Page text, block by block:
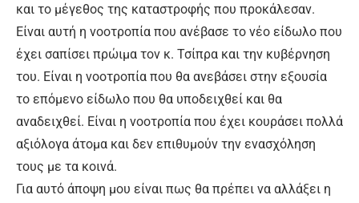
και το μέγεθος της καταστροφής που προκάλεσαν.
Είναι αυτή η νοοτροπία που ανέβασε το νέο είδωλο που
έχει σαπίσει πρώιμα τον κ. Τσίπρα και την κυβέρνηση
του. Είναι η νοοτροπία που θα ανεβάσει στην εξουσία
το επόμενο είδωλο που θα υποδειχθεί και θα
αναδειχθεί. Είναι η νοοτροπία που έχει κουράσει πολλά
αξιόλογα άτομα και δεν επιθυμούν την ενασχόληση
τους με τα κοινά.
Για αυτό άποψη μου είναι πως θα πρέπει να αλλάξει η